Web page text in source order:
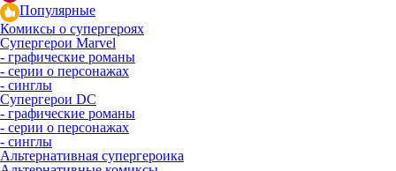
Популярные
Комиксы о супергероях
Супергерои Marvel
- графические романы
- серии о персонажах
- синглы
Супергерои DC
- графические романы
- серии о персонажах
- синглы
Альтернативная супергероика